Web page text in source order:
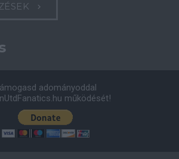
adományoddal
működését!